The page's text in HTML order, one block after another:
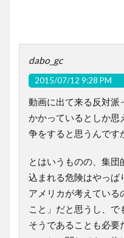
dabo_gc
2015/07/12 9:28 PM
動画に出て来る反対派
かかっているとしか思
争をすると思うんです
とはいうものの、集団
込まれる危険はやっぱ
アメリカが考えている
こと」だと思うし、で
そうであることも必要